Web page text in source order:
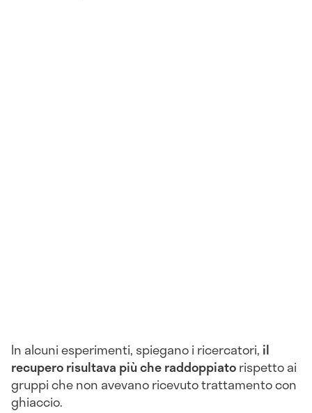
In alcuni esperimenti, spiegano i ricercatori, il
recupero risultava più che raddoppiatorispetto ai
gruppi che non avevano ricevuto trattamento con
ghiaccio.